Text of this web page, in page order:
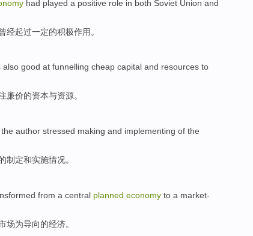
had played a positive role in both Soviet Union and
经起过一定的积极作用。
also good at funnelling cheap capital and resources to
廉价的资本与资源。
the author stressed making and implementing of the
制定和实施情况。
from a central planned economy to a market-
场为导向的经济。